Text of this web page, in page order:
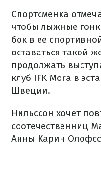
Спортсменка
чтобы лыжные
бок в ее
оставаться такой
продолжать
клуб IFK Mora в
Швеции.
Нильссон хочет
соотечественниц
Анны Карин